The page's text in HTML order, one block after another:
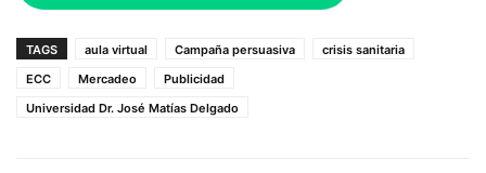
TAGS aula virtual Campaña persuasiva
crisis sanitaria
ECC
Mercadeo
Publicidad
Universidad Dr. José Matías Delgado